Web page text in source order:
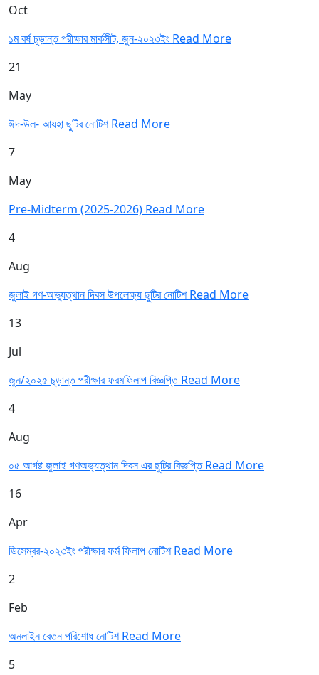
Oct
১ম বর্ষ চূড়ান্ত পরীক্ষার মার্কসীট, জুন-২০২৩ইং Read More
21
May
ঈদ-উল- আযহা ছুটির নোটিশRead More
7
May
Pre-Midterm (2025-2026) Read More
4
Aug
জুলাই গণ-অভ্যুত্থান দিবস উপলেক্ষ্য ছুটির নোটিশRead More
13
Jul
জুন/২০২৫ চূড়ান্ত পরীক্ষার ফরমফিলাপ বিজ্ঞপ্তিRead More
4
Aug
০৫ আগষ্ট জুলাই গণঅভ্যত্থান দিবস এর ছুটির বিজ্ঞপ্তিRead More
16
Apr
ডিসেম্বর-২০২৩ইং পরীক্ষার ফর্ম ফিলাপ নোটিশRead More
2
Feb
অনলাইন বেতন পরিশোধ নোটিশRead More
5